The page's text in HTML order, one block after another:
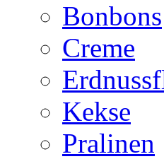
Bonbons
Creme
Kekse
Pralinen